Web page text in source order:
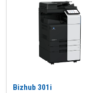
Bizhub 301i